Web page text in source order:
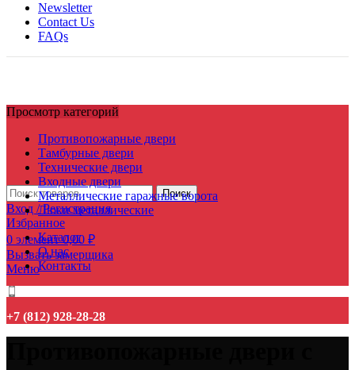
Newsletter
Contact Us
FAQs
Поиск
Вход / Регистрация
Избранное
0 элемент 0,00 ₽
Вызвать замерщика
Меню
Просмотр категорий
Противопожарные двери
Тамбурные двери
Технические двери
Входные двери
Металлические гаражные ворота
Люки металлические
Каталог
О нас
Контакты
+7 (812) 928-28-28